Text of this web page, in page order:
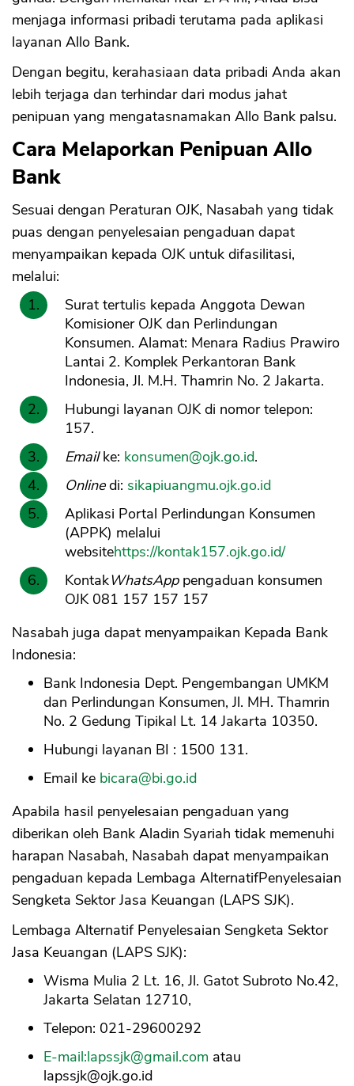
menjaga informasi pribadi terutama pada aplikasi
layanan Allo Bank.
Dengan begitu, kerahasiaan data pribadi Anda akan
lebih terjaga dan terhindar dari modus jahat
penipuan yang mengatasnamakan Allo Bank palsu.
Cara Melaporkan Penipuan Allo
Bank
Sesuai dengan Peraturan OJK, Nasabah yang tidak
puas dengan penyelesaian pengaduan dapat
menyampaikan kepada OJK untuk difasilitasi,
melalui:
Surat tertulis kepada Anggota Dewan
Komisioner OJK dan Perlindungan
Konsumen. Alamat: Menara Radius Prawiro
Lantai 2. Komplek Perkantoran Bank
Indonesia, Jl. M.H. Thamrin No. 2 Jakarta.
Hubungi layanan OJK di nomor telepon:
157.
Emailke: konsumen@ojk.go.id.
Onlinedi: sikapiuangmu.ojk.go.id
Aplikasi Portal Perlindungan Konsumen
(APPK) melalui
websitehttps://kontak157.ojk.go.id/
KontakWhatsApp pengaduan konsumen
OJK 081 157 157 157
Nasabah juga dapat menyampaikan Kepada Bank
Indonesia:
Bank Indonesia Dept. Pengembangan UMKM
dan Perlindungan Konsumen, Jl. MH. Thamrin
No. 2 Gedung Tipikal Lt. 14 Jakarta 10350.
Hubungi layanan BI : 1500 131.
Email ke bicara@bi.go.id
Apabila hasil penyelesaian pengaduan yang
diberikan oleh Bank Aladin Syariah tidak memenuhi
harapan Nasabah, Nasabah dapat menyampaikan
pengaduan kepada Lembaga AlternatifPenyelesaian
Sengketa Sektor Jasa Keuangan (LAPS SJK).
Lembaga Alternatif Penyelesaian Sengketa Sektor
Jasa Keuangan (LAPS SJK):
Wisma Mulia 2 Lt. 16, Jl. Gatot Subroto No.42,
Jakarta Selatan 12710,
Telepon: 021-29600292
E-mail:lapssjk@gmail.com atau
lapssjk@ojk.go.id